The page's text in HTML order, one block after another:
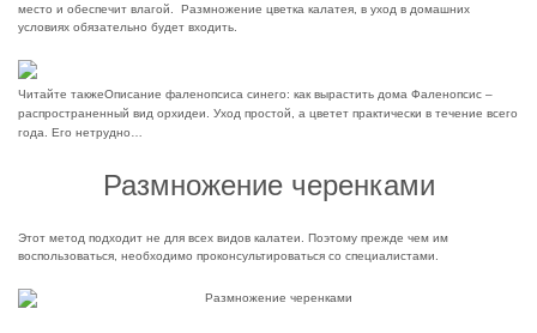
место и обеспечит влагой. Размножение цветка калатея, в уход в домашних
условиях обязательно будет входить.
Читайте такжеОписание фаленопсиса синего: как вырастить дома Фаленопсис –
распространенный вид орхидеи. Уход простой, а цветет практически в течение всего
года. Его нетрудно…
Размножение черенками
Этот метод подходит не для всех видов калатеи. Поэтому прежде чем им
воспользоваться, необходимо проконсультироваться со специалистами.